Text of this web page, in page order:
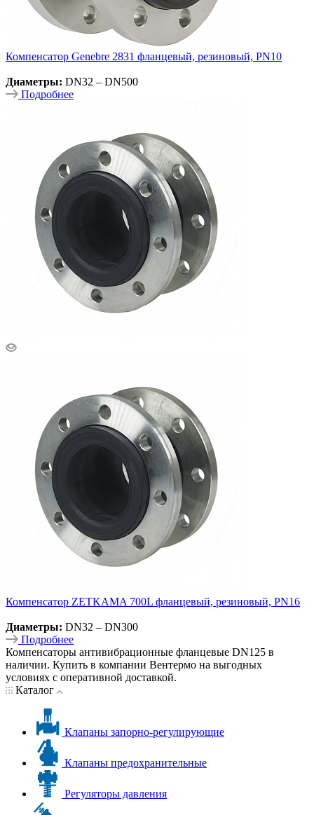
Компенсатор Genebre 2831 фланцевый, резиновый, PN10
Диаметры: DN32 – DN500
Подробнее
Компенсатор ZETKAMA 700L фланцевый, резиновый, PN16
Диаметры: DN32 – DN300
Подробнее
Компенсаторы антивибрационные фланцевые DN125 в
наличии. Купить в компании Вентермо на выгодных
условиях с оперативной доставкой.
Каталог
Клапаны запорно-регулирующие
Клапаны предохранительные
Регуляторы давления